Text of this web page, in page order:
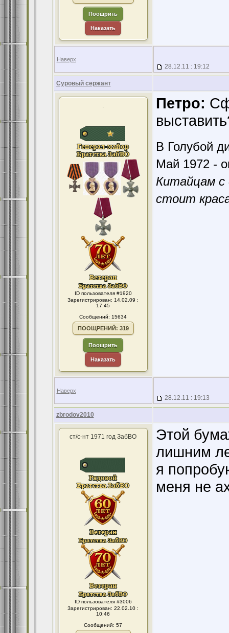
Поощрить
Наказать
Наверх
28.12.11 : 19:12
Суровый сержант
.
ID пользователя #1920
Зарегистрирован: 14.02.09 :
17:45
Сообщений: 15634
ПООЩРЕНИЙ: 319
Поощрить
Наказать
Петро:
В Голубой
Май 1972 -
Китайцам с
стоит
Наверх
28.12.11 : 19:13
zbrodov2010
ст/с-нт 1971 год ЗабВО
ID пользователя #3006
Зарегистрирован: 22.02.10 :
10:46
Сообщений: 57
Этой
лишним
я
меня не